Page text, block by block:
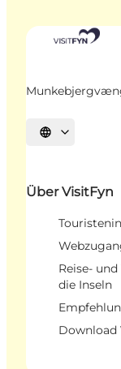
Sprache
Über VisitFyn
Reise-
die Inseln
Download